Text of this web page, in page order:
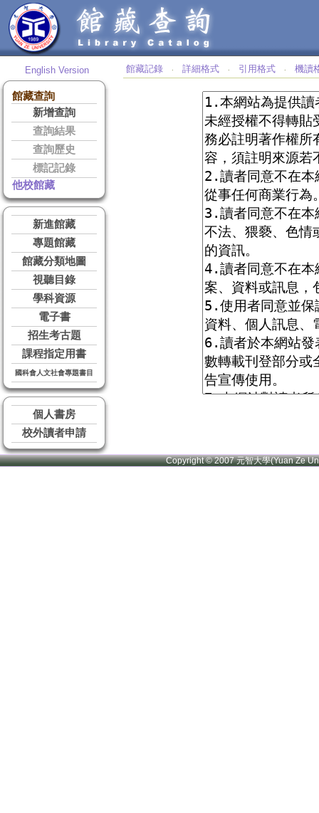
English Version
館藏查詢
新增查詢
查詢結果
查詢歷史
標記記錄
他校館藏
新進館藏
專題館藏
館藏分類地圖
視聽目錄
學科資源
電子書
招生考古題
課程指定用書
國科會人文社會專題書目
個人書房
校外讀者申請
館藏記錄 ‧ 詳細格式 ‧ 引用格式 ‧ 機讀
Copyright © 2007 元智大學(Yuan Ze